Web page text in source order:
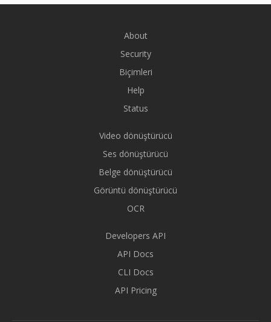
About
Security
Biçimleri
Help
Status
Video dönüştürücü
Ses dönüştürücü
Belge dönüştürücü
Görüntü dönüştürücü
OCR
Developers API
API Docs
CLI Docs
API Pricing